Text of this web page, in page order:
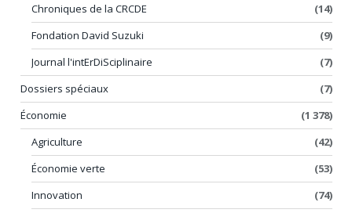
Chroniques de la CRCDE
(14)
Fondation David Suzuki
(9)
Journal l'intErDiSciplinaire
(7)
Dossiers spéciaux
(7)
Économie
(1 378)
Agriculture
(42)
Économie verte
(53)
Innovation
(74)